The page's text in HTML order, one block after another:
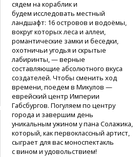
сядем на кораблик и
будем исследовать местный
ландшафт: 16 островов и водоёмы,
вокруг которых леса и аллеи,
романтические замки и беседки,
охотничьи угодья и скрытые
лабиринты, — верные
составляющие абсолютного вкуса
создателей. Чтобы сменить ход
времени, поедем в Микулов —
еврейский центр Империи
Габсбургов. Погуляем по центру
города и завершим день
уникальным ужином у пана Солажика,
который, как первоклассный артист,
сыграет для вас моноспектакль
с вином и удовольствием!